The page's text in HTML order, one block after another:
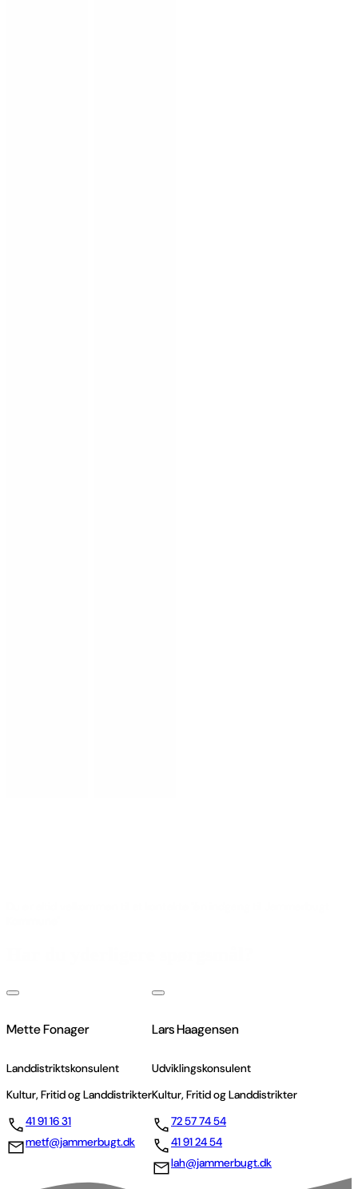
Mette Fonager
Landdistriktskonsulent
Kultur, Fritid og Landdistrikter
41 91 16 31
metf@jammerbugt.dk
Lars Haagensen
Udviklingskonsulent
Kultur, Fritid og Landdistrikter
72 57 74 54
41 91 24 54
lah@jammerbugt.dk